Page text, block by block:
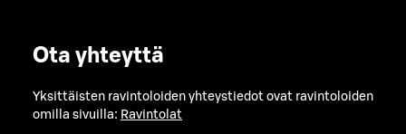
Ota yhteyttä
Yksittäisten ravintoloiden yhteystiedot ovat ravintoloiden
omilla sivuilla: Ravintolat